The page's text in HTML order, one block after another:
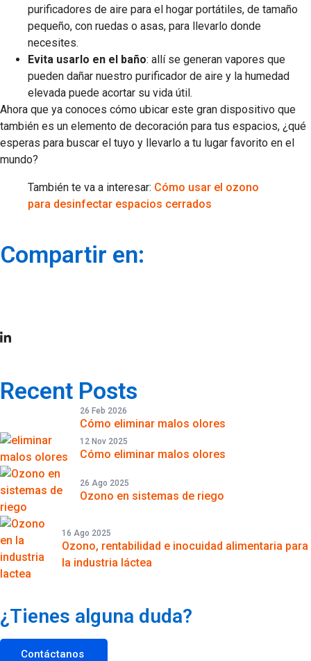
purificadores de aire para el hogar portátiles, de tamaño
pequeño, con ruedas o asas, para llevarlo donde
necesites.
Evita usarlo en el baño: allí se generan vapores que
pueden dañar nuestro purificador de aire y la humedad
elevada puede acortar su vida útil.
Ahora que ya conoces cómo ubicar este gran dispositivo que
también es un elemento de decoración para tus espacios, ¿qué
esperas para buscar el tuyo y llevarlo a tu lugar favorito en el
mundo?
También te va a interesar: Cómo usar el ozono
para desinfectar espacios cerrados
Compartir en:
Recent Posts
26 Feb 2026
Cómo eliminar malos olores
12 Nov 2025
Cómo eliminar malos olores
26 Ago 2025
Ozono en sistemas de riego
16 Ago 2025
Ozono, rentabilidad e inocuidad alimentaria para
la industria láctea
¿Tienes alguna duda?
Contáctanos